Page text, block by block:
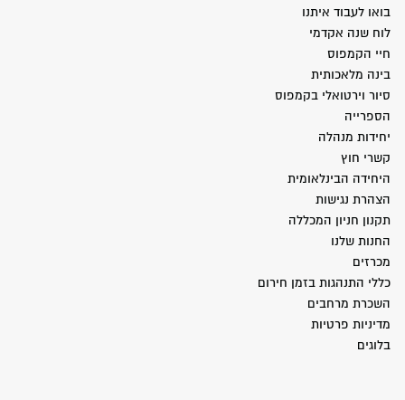
בואו לעבוד איתנו
לוח שנה אקדמי
חיי הקמפוס
בינה מלאכותית
סיור וירטואלי בקמפוס
הספרייה
יחידות מנהלה
קשרי חוץ
היחידה הבינלאומית
הצהרת נגישות
תקנון חניון המכללה
החנות שלנו
מכרזים
כללי התנהגות בזמן חירום
השכרת מרחבים
מדיניות פרטיות
בלוגים